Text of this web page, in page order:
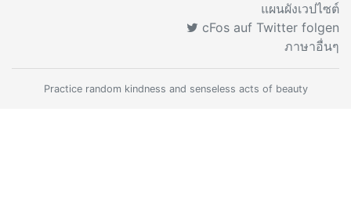
แผนผังเวปไซต์
cFos auf Twitter folgen
ภาษาอื่นๆ
Practice random kindness and senseless acts of beauty